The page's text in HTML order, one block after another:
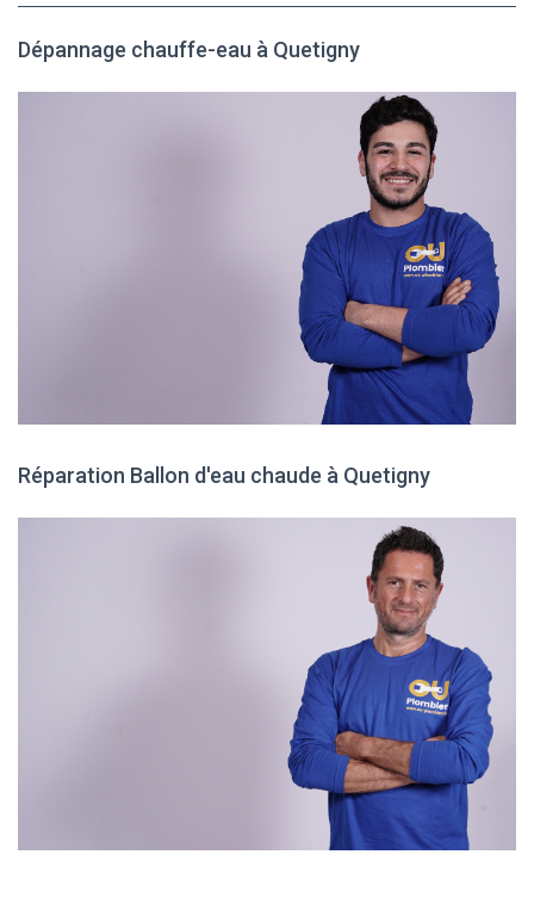
Dépannage chauffe-eau à Quetigny
Réparation Ballon d'eau chaude à Quetigny